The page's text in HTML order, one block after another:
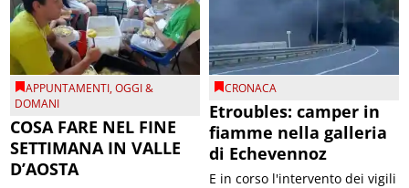
APPUNTAMENTI,OGGI &
DOMANI
COSA FARE NEL FINE
SETTIMANA IN VALLE
D’AOSTA
CRONACA
Etroubles: camper in
fiamme nella galleria
di Echevennoz
E in corso l'intervento dei vigili